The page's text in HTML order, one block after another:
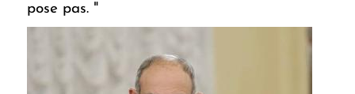
pose pas. "